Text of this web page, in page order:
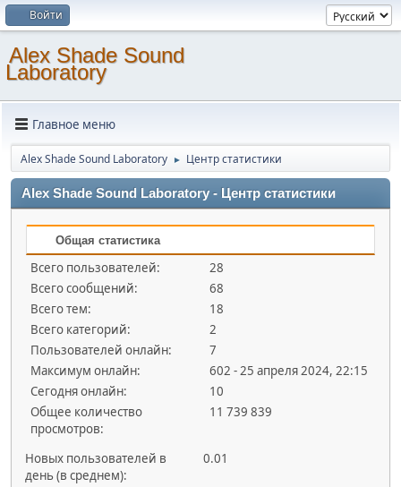
Войти
Alex Shade Sound
Laboratory
Главное меню
Alex Shade Sound Laboratory ► Центр статистики
Alex Shade Sound Laboratory - Центр статистики
Общая статистика
Всего пользователей:
28
Всего сообщений:
68
Всего тем:
18
Всего категорий:
2
Пользователей онлайн:
7
Максимум онлайн:
602 - 25 апреля 2024, 22:15
Сегодня онлайн:
10
Общее количество
просмотров:
11 739 839
Новых пользователей в
день (в среднем):
0.01